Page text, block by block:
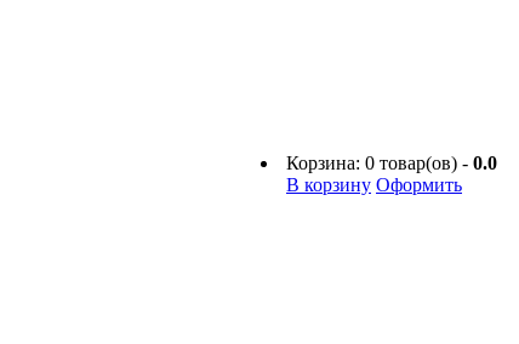
Корзина: 0 товар(ов) - 0.0
В корзину Оформить